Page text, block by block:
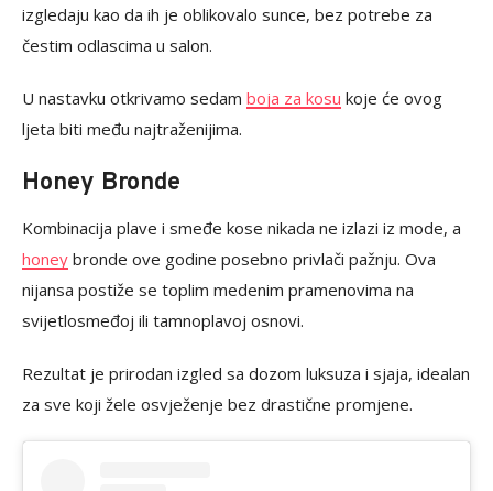
izgledaju kao da ih je oblikovalo sunce, bez potrebe za
čestim odlascima u salon.
U nastavku otkrivamo sedam boja za kosu koje će ovog
ljeta biti među najtraženijima.
Honey Bronde
Kombinacija plave i smeđe kose nikada ne izlazi iz mode, a
honey bronde ove godine posebno privlači pažnju. Ova
nijansa postiže se toplim medenim pramenovima na
svijetlosmeđoj ili tamnoplavoj osnovi.
Rezultat je prirodan izgled sa dozom luksuza i sjaja, idealan
za sve koji žele osvježenje bez drastične promjene.